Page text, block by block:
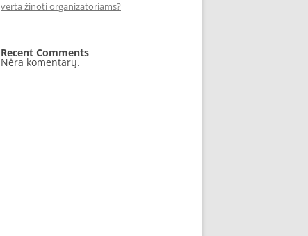
verta žinoti organizatoriams?
Recent Comments
Nėra komentarų.